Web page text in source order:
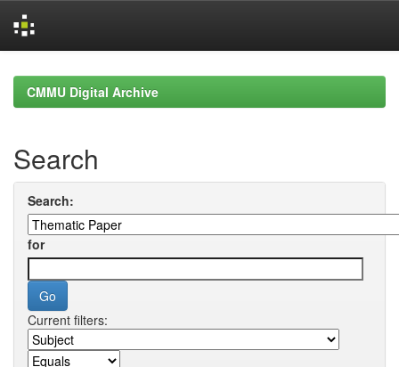
navigationCMMU Digital Archive
Search
Search:
for
Current filters: